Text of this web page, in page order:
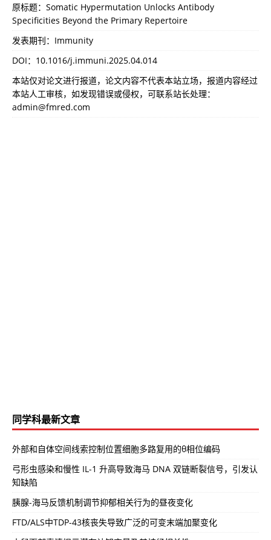
原标题：Somatic Hypermutation Unlocks Antibody
Specificities Beyond the Primary Repertoire
发表期刊：Immunity
DOI： 10.1016/j.immuni.2025.04.014
本站仅对论文进行报道，论文内容不代表本站立场，报道内容经过
本站人工审核，如发现错误或侵权，可联系站长处理：
admin@fmred.com
同学科最新文章
外部和自体空间线索控制位置细胞多路复用的θ相位编码
弓形虫感染和慢性 IL-1 升高导致海马 DNA 双链断裂信号，引发认
知缺陷
胰腺-海马反馈机制调节抑郁相关行为的昼夜变化
FTD/ALS中TDP-43核丧失导致广泛的可变末端加聚变化